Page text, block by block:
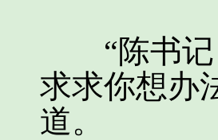
“陈书记
求求你想办
道。